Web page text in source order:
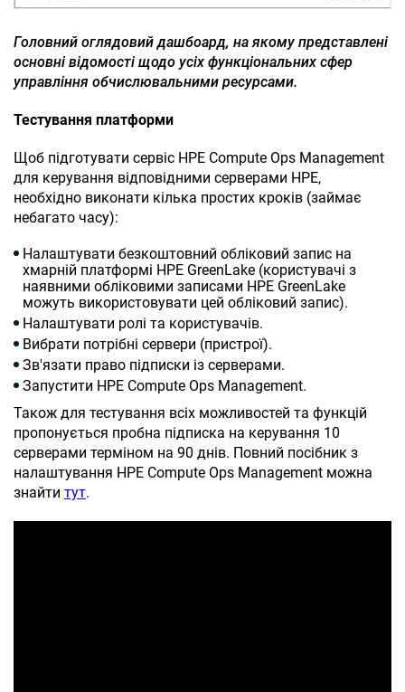
Головний оглядовий дашбоард, на якому представлені
основні відомості щодо усіх функціональних сфер
управління обчислювальними ресурсами.
Тестування платформи
Щоб підготувати сервіс HPE Compute Ops Management
для керування відповідними серверами HPE,
необхідно виконати кілька простих кроків (займає
небагато часу):
Налаштувати безкоштовний обліковий запис на
хмарній платформі HPE GreenLake (користувачі з
наявними обліковими записами HPE GreenLake
можуть використовувати цей обліковий запис).
Налаштувати ролі та користувачів.
Вибрати потрібні сервери (пристрої).
Зв'язати право підписки із серверами.
Запустити HPE Compute Ops Management.
Також для тестування всіх можливостей та функцій
пропонується пробна підписка на керування 10
серверами терміном на 90 днів. Повний посібник з
налаштування HPE Compute Ops Management можна
знайти тут.